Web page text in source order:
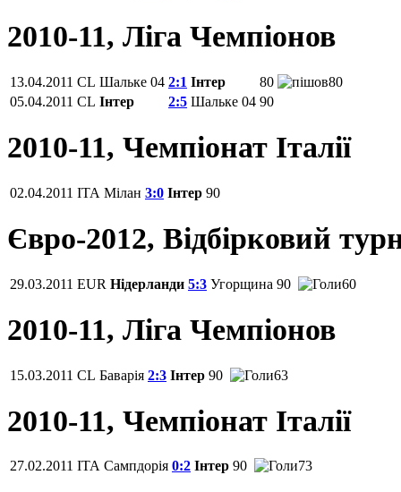
2010-11, Ліга Чемпіонов
13.04.2011 CL Шальке 04 2:1 Інтер 80
80
05.04.2011 CL Інтер 2:5 Шальке 04 90
2010-11, Чемпіонат Італії
02.04.2011 ITA Мілан 3:0 Інтер 90
Євро-2012, Відбірковий
29.03.2011 EUR Нідерланди 5:3 Угорщина 90 60
2010-11, Ліга Чемпіонов
15.03.2011 CL Баварія 2:3 Інтер 90 63
2010-11, Чемпіонат Італії
27.02.2011 ITA Сампдорія 0:2 Інтер 90 73